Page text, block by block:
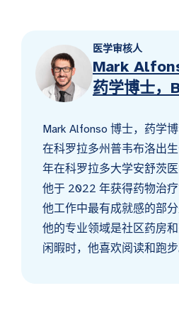
医学审核人
Mark
药学博士，
Mark Alfonso 博士，药学博
在科罗拉多州普韦布洛出
年在科罗拉多大学安舒茨
他于 2022 年获得药物治疗
他工作中最有成就感的部
他的专业领域是社区药房和
闲暇时，他喜欢阅读和跑步